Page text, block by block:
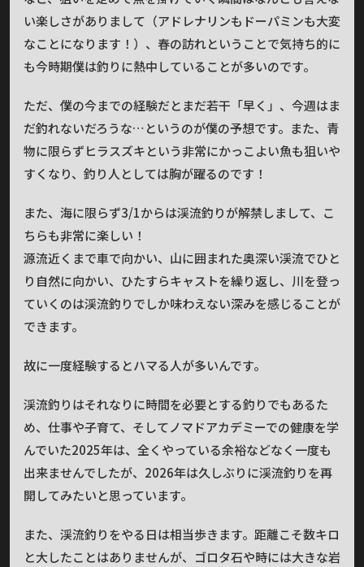
い楽しさがありまして（アドレナリンもドーパミンも大変
なことになります！）、春の訪れということで気持ち的に
も今時期僕は釣りに熱中していることが多いのです。
ただ、僕の今までの経験だとまだ若干「早く」、今週はま
だ釣れないだろうな…というのが僕の予想です。また、青
物に限らずヒラスズキという非常にかっこよい魚も狙いや
すくなり、釣り人としては胸が躍るのです！
また、海に限らず3/1からは渓流釣りが解禁しまして、こ
ちらも非常に楽しい！
源流近くまで車で向かい、山に囲まれた奥深い渓流でひと
り自然に向かい、ひたすらキャストを繰り返し、川を登っ
ていくのは渓流釣りでしか味わえない深みを感じることが
できます。
故に一度経験するとハマる人が多いんです。
渓流釣りはそれなりに時間を必要とする釣りでもあるた
め、仕事や子育て、そしてノマドアカデミーでの健康を学
んでいた2025年は、全くやっている余裕などなく一度も
出来ませんでしたが、2026年は久しぶりに渓流釣りを再
開してみたいと思っています。
また、渓流釣りをやる日は相当歩きます。距離こそ数キロ
と大したことはありませんが、ゴロタ石や時には大きな岩